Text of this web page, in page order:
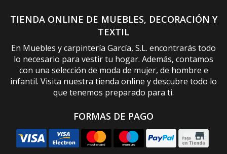
TIENDA ONLINE DE MUEBLES, DECORACIÓN Y
TEXTIL
En Muebles y carpintería García, S.L. encontrarás todo
lo necesario para vestir tu hogar. Además, contamos
con una selección de moda de mujer, de hombre e
infantil. Visita nuestra tienda online y descubre todo lo
que tenemos preparado para ti.
FORMAS DE PAGO